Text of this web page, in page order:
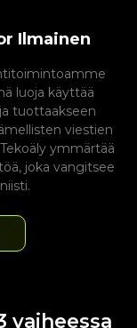
Ilmainen
luoja käyttää
tuottaakseen
viestien
ymmärtää
joka vangitsee
vaiheessa